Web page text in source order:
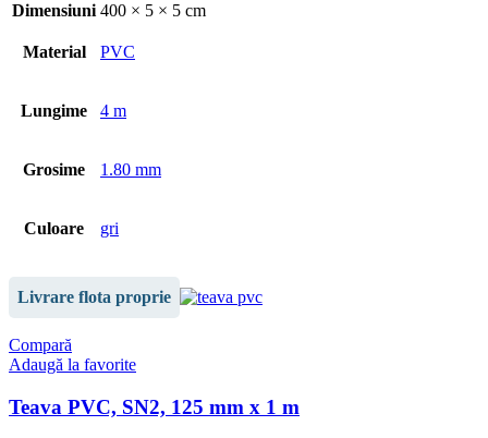
Dimensiuni 400 × 5 × 5 cm
Material PVC
Lungime 4 m
Grosime 1.80 mm
Culoare gri
Livrare flota proprie
Compară
Adaugă la favorite
Teava PVC, SN2, 125 mm x 1 m